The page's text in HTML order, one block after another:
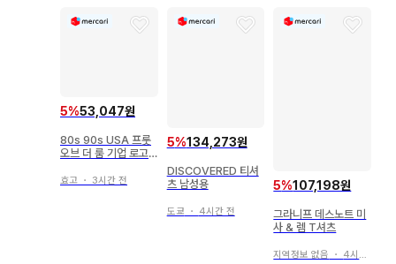
5%53,047원
80s 90s USA 프룻
오브 더 룸 기업 로고
효고 ・ 3시간 전
5%134,273원
DISCOVERED 티셔
츠 남성용
도쿄 ・ 4시간 전
5%107,198원
그라니프 데스노트 미
사 & 렘 T셔츠
지역정보 없음 ・ 4시간 전